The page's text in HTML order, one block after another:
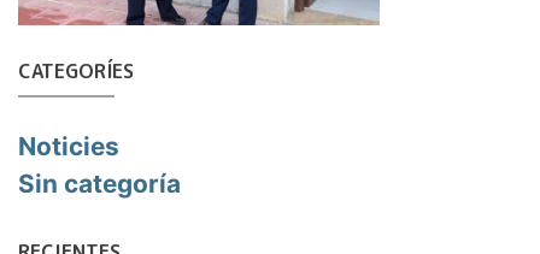
CATEGORÍES
Noticies
Sin categoría